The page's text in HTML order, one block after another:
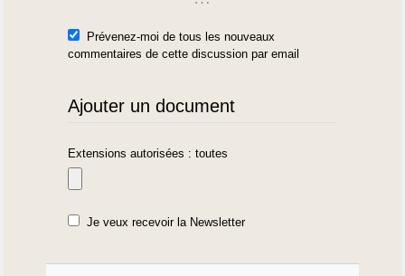
Prévenez-moi de tous les nouveaux
commentaires de cette discussion par email
Ajouter un document
Extensions autorisées : toutes
Je veux recevoir la Newsletter